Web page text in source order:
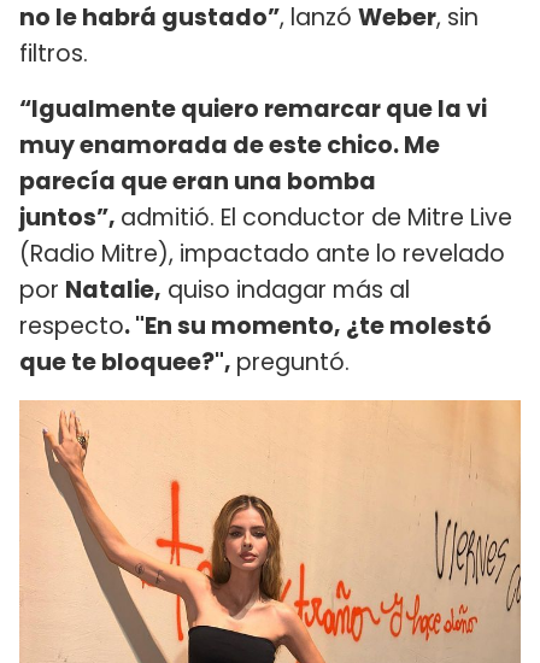
no le habrá gustado”, lanzó Weber, sin
filtros.
“Igualmente quiero remarcar que la vi
muy enamorada de este chico. Me
parecía que eran una bomba
juntos”, admitió. El conductor de Mitre Live
(Radio Mitre), impactado ante lo revelado
por Natalie, quiso indagar más al
respecto. "En su momento, ¿te molestó
que te bloquee?", preguntó.